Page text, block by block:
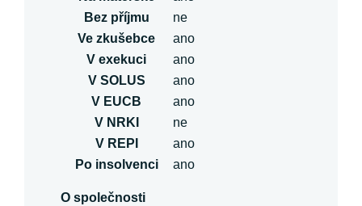
Bez příjmu
ne
Ve zkušebce
ano
V exekuci
ano
V SOLUS
ano
V EUCB
ano
V NRKI
ne
V REPI
ano
Po insolvenci
ano
O společnosti